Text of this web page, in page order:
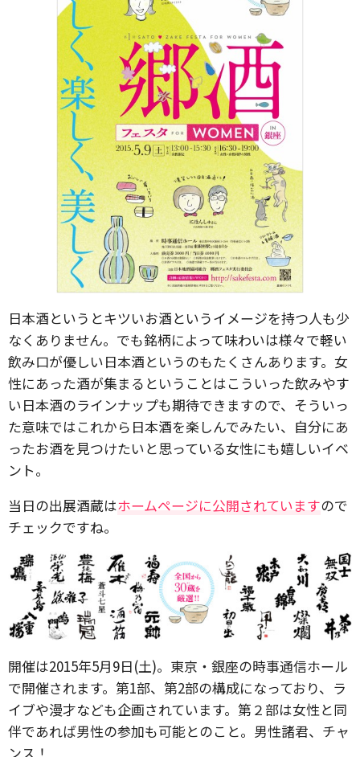
日本酒というとキツいお酒というイメージを持つ人も少
なくありません。でも銘柄によって味わいは様々で軽い
飲み口が優しい日本酒というのもたくさんあります。女
性にあった酒が集まるということはこういった飲みやす
い日本酒のラインナップも期待できますので、そういっ
た意味ではこれから日本酒を楽しんでみたい、自分にあ
ったお酒を見つけたいと思っている女性にも嬉しいイベ
ント。
当日の出展酒蔵はホームページに公開されていますので
チェックですね。
開催は2015年5月9日(土)。東京・銀座の時事通信ホール
で開催されます。第1部、第2部の構成になっており、ラ
イブや漫才なども企画されています。第２部は女性と同
伴であれば男性の参加も可能とのこと。男性諸君、チャ
ンス！